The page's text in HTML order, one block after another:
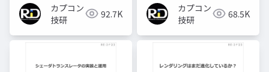
カプコン
技研
92.7K
カプコン
技研
68.5K